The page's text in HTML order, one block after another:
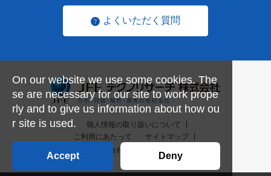
よくいただく質問
個人情報の取り扱いについて
ご利用にあたって
サイトマップ
お問い合わせ一覧
English
On our website we use some cookies. The
se are necessary for our site to work prope
rly and to give us information about how ou
r site is used.
Accept Deny